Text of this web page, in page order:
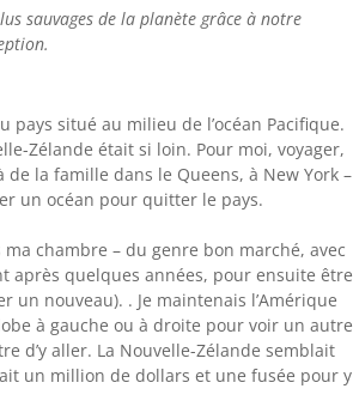
sauvages de la planète grâce à notre
pays situé au milieu de l’océan Pacifique.
Zélande était si loin. Pour moi, voyager,
la famille dans le Queens, à New York –
un océan pour quitter le pays.
chambre – du genre bon marché, avec
après quelques années, pour ensuite être
un nouveau). . Je maintenais l’Amérique
à gauche ou à droite pour voir un autre
d’y aller. La Nouvelle-Zélande semblait
un million de dollars et une fusée pour y